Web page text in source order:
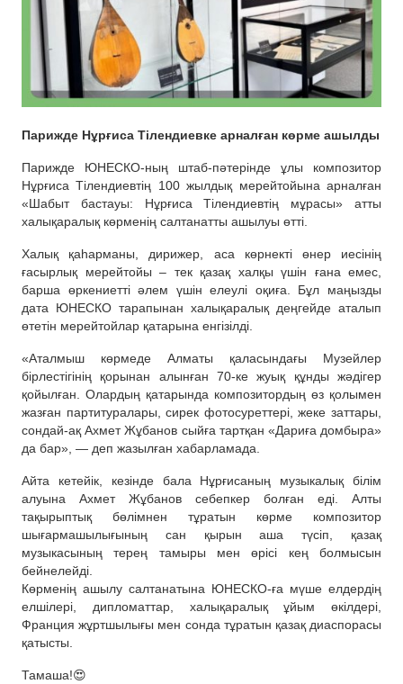
Парижде Нұрғиса Тілендиевке арналған көрме ашылды
Парижде ЮНЕСКО-ның штаб-пәтерінде ұлы композитор
Нұрғиса Тілендиевтің 100 жылдық мерейтойына арналған
«Шабыт бастауы: Нұрғиса Тілендиевтің мұрасы» атты
халықаралық көрменің салтанатты ашылуы өтті.
Халық қаһарманы, дирижер, аса көрнекті өнер иесінің
ғасырлық мерейтойы – тек қазақ халқы үшін ғана емес,
барша өркениетті әлем үшін елеулі оқиға. Бұл маңызды
дата ЮНЕСКО тарапынан халықаралық деңгейде аталып
өтетін мерейтойлар қатарына енгізілді.
«Аталмыш көрмеде Алматы қаласындағы Музейлер
бірлестігінің қорынан алынған 70-ке жуық құнды жәдігер
қойылған. Олардың қатарында композитордың өз қолымен
жазған партитуралары, сирек фотосуреттері, жеке заттары,
сондай-ақ Ахмет Жұбанов сыйға тартқан «Дариға домбыра»
да бар», — деп жазылған хабарламада.
Айта кетейік, кезінде бала Нұрғисаның музыкалық білім
алуына Ахмет Жұбанов себепкер болған еді. Алты
тақырыптық бөлімнен тұратын көрме композитор
шығармашылығының сан қырын аша түсіп, қазақ
музыкасының терең тамыры мен өрісі кең болмысын
бейнелейді.
Көрменің ашылу салтанатына ЮНЕСКО-ға мүше елдердің
елшілері, дипломаттар, халықаралық ұйым өкілдері,
Франция жұртшылығы мен сонда тұратын қазақ диаспорасы
қатысты.
Тамаша!😍